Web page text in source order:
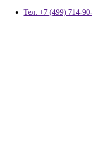
Тел. +7 (499) 714-